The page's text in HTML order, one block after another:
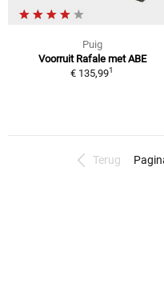
Puig
Voorruit Rafale met ABE
€ 135,991
Terug